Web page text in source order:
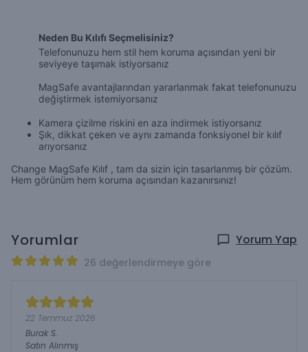
Neden Bu Kılıfı Seçmelisiniz?
Telefonunuzu hem stil hem koruma açısından yeni bir
seviyeye taşımak istiyorsanız
MagSafe avantajlarından yararlanmak fakat telefonunuzu
değiştirmek istemiyorsanız
Kamera çizilme riskini en aza indirmek istiyorsanız
Şık, dikkat çeken ve aynı zamanda fonksiyonel bir kılıf
arıyorsanız
Change MagSafe Kılıf , tam da sizin için tasarlanmış bir çözüm.
Hem görünüm hem koruma açısından kazanırsınız!
Yorumlar Yorum Yap
26 değerlendirmeye göre
22 Temmuz 2026
Burak S.
Satın Alınmış